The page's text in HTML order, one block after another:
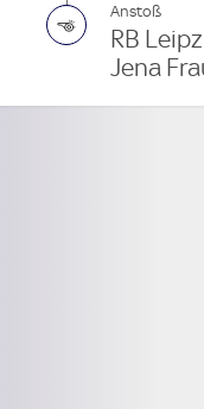
Anstoß
RB
Jena